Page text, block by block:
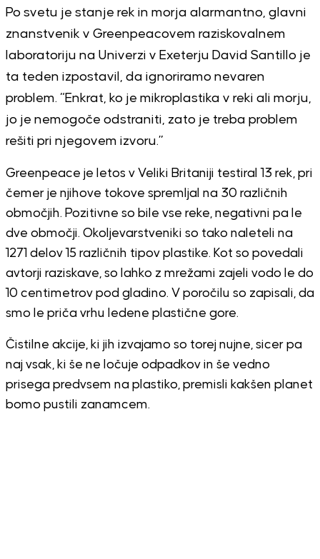
Po svetu je stanje rek in morja alarmantno, glavni
znanstvenik v Greenpeacovem raziskovalnem
laboratoriju na Univerzi v Exeterju David Santillo je
ta teden izpostavil, da ignoriramo nevaren
problem. “Enkrat, ko je mikroplastika v reki ali morju,
jo je nemogoče odstraniti, zato je treba problem
rešiti pri njegovem izvoru.”
Greenpeace je letos v Veliki Britaniji testiral 13 rek, pri
čemer je njihove tokove spremljal na 30 različnih
območjih. Pozitivne so bile vse reke, negativni pa le
dve območji. Okoljevarstveniki so tako naleteli na
1271 delov 15 različnih tipov plastike. Kot so povedali
avtorji raziskave, so lahko z mrežami zajeli vodo le do
10 centimetrov pod gladino. V poročilu so zapisali, da
smo le priča vrhu ledene plastične gore.
Čistilne akcije, ki jih izvajamo so torej nujne, sicer pa
naj vsak, ki še ne ločuje odpadkov in še vedno
prisega predvsem na plastiko, premisli kakšen planet
bomo pustili zanamcem.